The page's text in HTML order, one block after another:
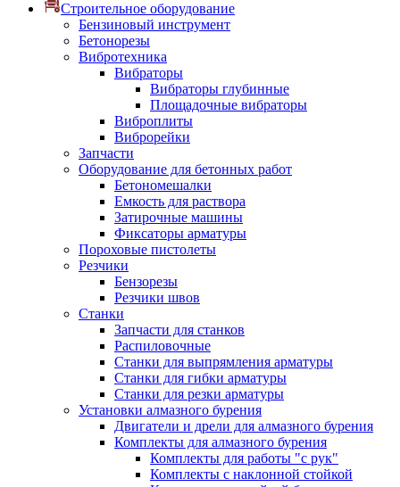
Строительное оборудование
Бензиновый инструмент
Бетонорезы
Вибротехника
Вибраторы
Вибраторы глубинные
Площадочные вибраторы
Виброплиты
Виброрейки
Запчасти
Оборудование для бетонных работ
Бетономешалки
Емкость для раствора
Затирочные машины
Фиксаторы арматуры
Пороховые пистолеты
Резчики
Бензорезы
Резчики швов
Станки
Запчасти для станков
Распиловочные
Станки для выпрямления арматуры
Станки для гибки арматуры
Станки для резки арматуры
Установки алмазного бурения
Двигатели и дрели для алмазного бурения
Комплекты для алмазного бурения
Комплекты для работы "с рук"
Комплекты с наклонной стойкой